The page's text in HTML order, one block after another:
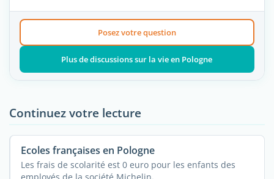
Posez votre question
Plus de discussions sur la vie en Pologne
Continuez votre lecture
Ecoles françaises en Pologne
Les frais de scolarité est 0 euro pour les enfants des